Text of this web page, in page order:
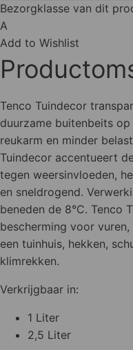
Bezorgklasse van dit
A
Add to Wishlist
Tenco Tuindecor
duurzame buitenbeits
reukarm en minder
Tuindecor accentueert
tegen weersinvloeden,
en sneldrogend.
beneden de 8°C. Tenco
bescherming voor
een tuinhuis, hekken,
klimrekken.
Verkrijgbaar in:
1 Liter
2,5 Liter